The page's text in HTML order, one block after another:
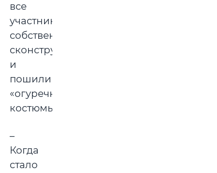
все
участники
собственноручно
сконструировали
и
пошили
«огуречные»
костюмы.
–
Когда
стало